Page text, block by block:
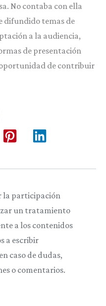
No contaba con ella
difundido temas de
a la audiencia,
de presentación
de contribuir
la participación
un tratamiento
a los contenidos
a escribir
en caso de dudas,
o comentarios.